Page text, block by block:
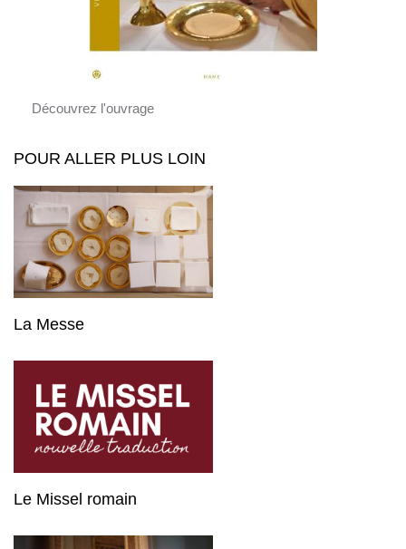
Découvrez l'ouvrage
POUR ALLER PLUS LOIN
La Messe
Le Missel romain